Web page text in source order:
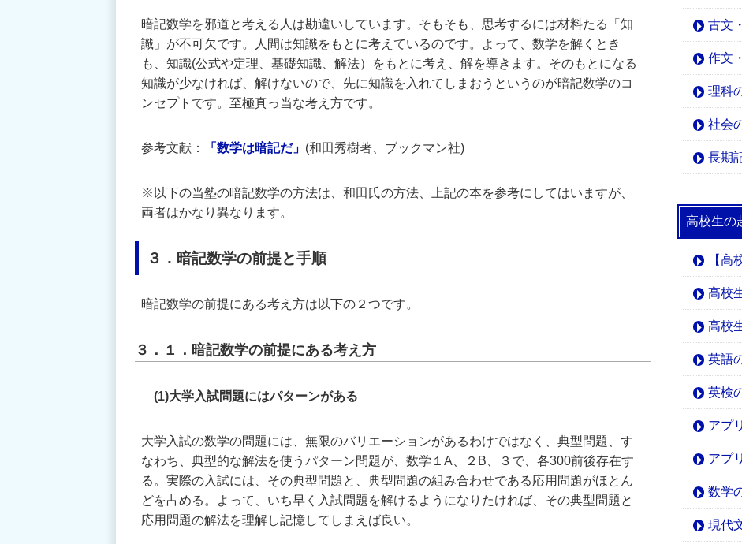
暗記数学を邪道と考える人は勘違いしています。そもそも、思考するには材料たる「知
識」が不可欠です。人間は知識をもとに考えているのです。よって、数学を解くとき
も、知識(公式や定理、基礎知識、解法）をもとに考え、解を導きます。そのもとになる
知識が少なければ、解けないので、先に知識を入れてしまおうというのが暗記数学のコ
ンセプトです。至極真っ当な考え方です。
参考文献： 「数学は暗記だ」 (和田秀樹著、ブックマン社)
※以下の当塾の暗記数学の方法は、和田氏の方法、上記の本を参考にしてはいますが、
両者はかなり異なります。
３．暗記数学の前提と手順
暗記数学の前提にある考え方は以下の２つです。
３．１．暗記数学の前提にある考え方
(1)大学入試問題にはパターンがある
大学入試の数学の問題には、無限のバリエーションがあるわけではなく、典型問題、す
なわち、典型的な解法を使うパターン問題が、数学１A、２B、３で、各300前後存在す
る。実際の入試には、その典型問題と、典型問題の組み合わせである応用問題がほとん
どを占める。よって、いち早く入試問題を解けるようになりたければ、その典型問題と
応用問題の解法を理解し記憶してしまえば良い。
古文
作文
理科
社会
長期
高校生の
【高
高校
高校
英語
英検
アプ
アプ
数学
現代